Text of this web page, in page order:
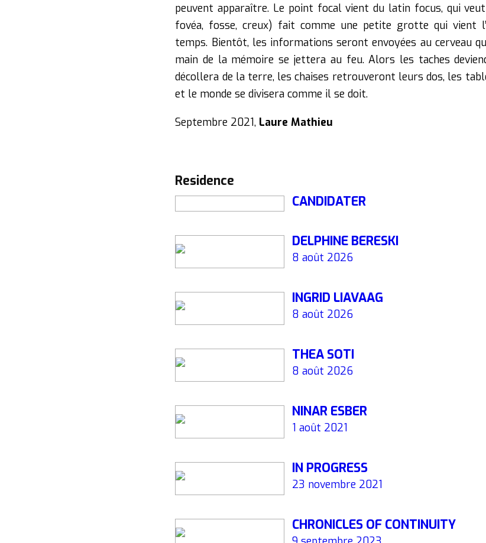
peuvent apparaître. Le point focal vient du latin focus, qui
fovéa, fosse, creux) fait comme une petite grotte qui vient
temps. Bientôt, les informations seront envoyées au cerveau
main de la mémoire se jettera au feu. Alors les taches
décollera de la terre, les chaises retrouveront leurs dos, les
et le monde se divisera comme il se doit.
Septembre 2021, Laure Mathieu
residence
CANDIDATER
DELPHINE BERESKI
8 août 2026
INGRID LIAVAAG
8 août 2026
THEA SOTI
8 août 2026
NINAR ESBER
1 août 2021
IN PROGRESS
23 novembre 2021
CHRONICLES OF CONTINUITY